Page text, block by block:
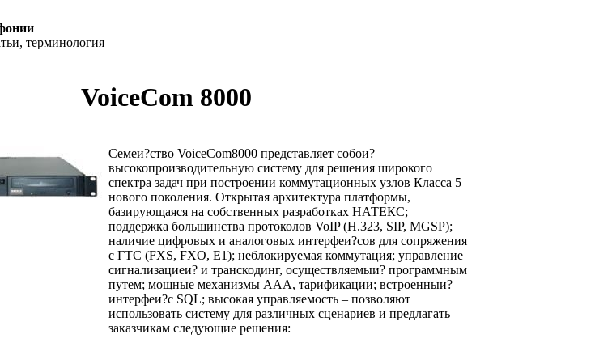
терминология
VoiceCom 8000
Семеи?ство VoiceCom8000 представляет собои?
высокопроизводительную систему для решения широкого
спектра задач при построении коммутационных узлов Класса 5
нового поколения. Открытая архитектура платформы,
базирующаяся на собственных разработках НАТЕКС;
поддержка большинства протоколов VoIP (H.323, SIP, MGSP);
наличие цифровых и аналоговых интерфеи?сов для сопряжения
с ГТС (FXS, FXO, E1); неблокируемая коммутация; управление
сигнализациеи? и транскодинг, осуществляемыи? программным
путем; мощные механизмы AAA, тарификации; встроенныи?
интерфеи?с SQL; высокая управляемость – позволяют
использовать систему для различных сценариев и предлагать
заказчикам следующие решения: